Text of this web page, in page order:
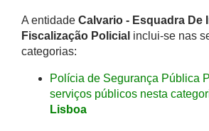
A entidade Calvario - Esquadra De
Fiscalização Policial inclui-se nas
categorias:
Polícia de Segurança Pública
serviços públicos nesta
Lisboa